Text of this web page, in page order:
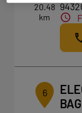
20.48
km
6